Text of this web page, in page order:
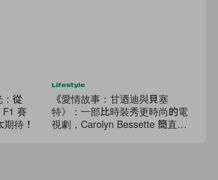
從
賽
待！
Lifestyle
《愛情故事：甘迺迪與貝塞
特》：一部比時裝秀更時尚的電
視劇，Carolyn Bessette 簡直是